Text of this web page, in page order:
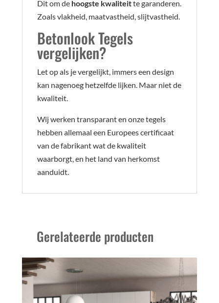
Dit om de hoogste kwaliteitte garanderen.
Zoals vlakheid, maatvastheid, slijtvastheid.
Betonlook Tegels
vergelijken?
Let op als je vergelijkt, immers een design
kan nagenoeg hetzelfde lijken. Maar niet de
kwaliteit.
Wij werken transparant en onze tegels
hebben allemaal een Europees certificaat
van de fabrikant wat de kwaliteit
waarborgt, en het land van herkomst
aanduidt.
Gerelateerde producten